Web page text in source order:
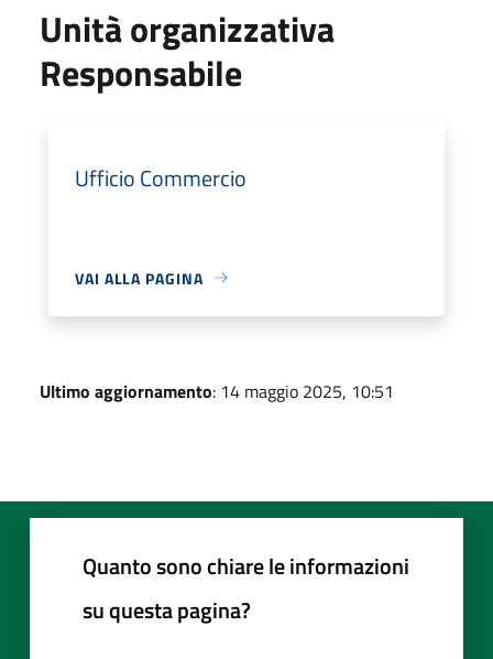
Unità organizzativa
Responsabile
Ufficio Commercio
VAI ALLA PAGINA
Ultimo aggiornamento: 14 maggio 2025, 10:51
Quanto sono chiare le informazioni
su questa pagina?